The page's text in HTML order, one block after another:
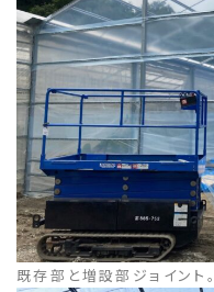
既存部と増設部ジョイント。